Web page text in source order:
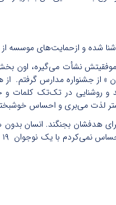
موفقیتش نشأت می‌گیره،
به عنوان «کارگردان‌نوجوان » از
و روشنایی در تک‌تک
لذت می‌بری و احساس
هدفشان بجنگند. انسان